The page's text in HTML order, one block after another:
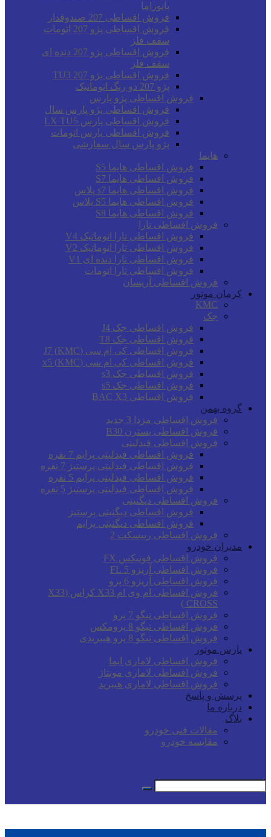
پانوراما
فروش اقساطی 207 صندوقدار
فروش اقساطی پژو 207 اتومات
سقف فلز
فروش اقساطی پژو 207 دنده ای
سقف فلز
فروش اقساطی پژو 207 TU3
پژو 207 دو رنگ اتوماتیک
فروش اقساطی پژو پارس
فروش اقساطی پژو پارس سال
فروش اقساطی پارس LX TU5
فروش اقساطی پارس اتومات
پژو پارس سال سفارشی
هایما
فروش اقساطی هایما S5
فروش اقساطی هایما S7
فروش اقساطی هایما s7 پلاس
فروش اقساطی هایما S5 پلاس
فروش اقساطی هایما S8
فروش اقساطی تارا
فروش اقساطی تارا اتوماتیک V4
فروش اقساطی تارا اتوماتیک V2
فروش اقساطی تارا دنده ای V1
فروش اقساطی تارا اتومات
فروش اقساطی آریسان
کرمان موتور
KMC
جک
فروش اقساطی جک J4
فروش اقساطی جک T8
فروش اقساطی کی ام سی (KMC) J7
فروش اقساطی کی ام سی (KMC) x5
فروش اقساطی جک s3
فروش اقساطی جک s5
فروش اقساطی BAC X3
گروه بهمن
فروش اقساطی مزدا 3 جدید
فروش اقساطی بسترن B30
فروش اقساطی فیدلیتی
فروش اقساطی فیدلیتی پرایم 7 نفره
فروش اقساطی فیدلیتی پرستیژ 7 نفره
فروش اقساطی فیدلیتی پرایم 5 نفره
فروش اقساطی فیدلیتی پرستیژ 5 نفره
فروش اقساطی دیگنیتی
فروش اقساطی دیگنیتی پرستیژ
فروش اقساطی دیگنیتی پرایم
فروش اقساطی ریپسکت 2
مدیران خودرو
فروش اقساطی فونیکس FX
فروش اقساطی آریزو 5 FL
فروش اقساطی آریزو 6 پرو
فروش اقساطی ام وی ام X33 کراس (X33
CROSS )
فروش اقساطی تیگو 7 پرو
فروش اقساطی تیگو 8 پرومکس
فروش اقساطی تیگو 8 پرو هیبریدی
پارس موتور
فروش اقساطی لاماری ایما
فروش اقساطی لاماری مونتاژ
فروش اقساطی لاماری هیبرید
پرسش و پاسخ
درباره ما
بلاگ
مقالات فنی خودرو
مقایسه خودرو